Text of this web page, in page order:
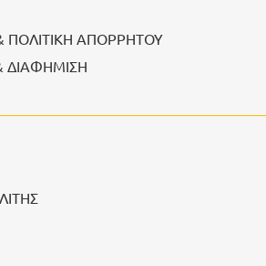
ΠΟΛΙΤΙΚΗ ΑΠΟΡΡΗΤΟΥ
ΔΙΑΦΗΜΙΣΗ